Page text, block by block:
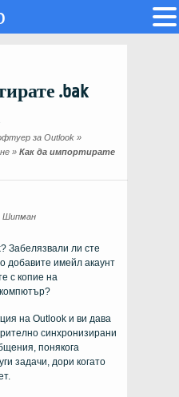
.bak
за Outlook »
» Как да импортирате
Шипман
Забелязвали ли сте
добавите имейл акаунт
с копие на
на Outlook и ви дава
синхронизирани
понякога
задачи, дори когато